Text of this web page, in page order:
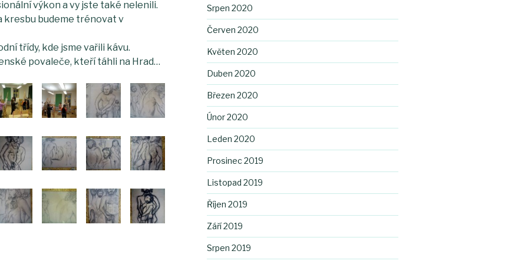
výkon a vy jste také nelenili.
kresbu budeme trénovat v
třídy, kde jsme vařili kávu.
povaleče, kteří táhli na Hrad…
Srpen 2020
Červen 2020
Květen 2020
Duben 2020
Březen 2020
Únor 2020
Leden 2020
Prosinec 2019
Listopad 2019
Říjen 2019
Září 2019
Srpen 2019